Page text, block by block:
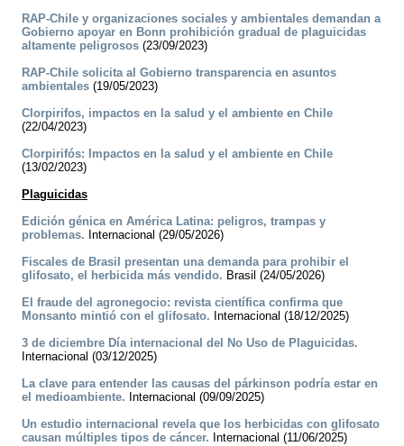
RAP-Chile y organizaciones sociales y ambientales demandan a
Gobierno apoyar en Bonn prohibición gradual de plaguicidas
altamente peligrosos (23/09/2023)
RAP-Chile solicita al Gobierno transparencia en asuntos
ambientales (19/05/2023)
Clorpirifos, impactos en la salud y el ambiente en Chile
(22/04/2023)
Clorpirifós: Impactos en la salud y el ambiente en Chile
(13/02/2023)
Plaguicidas
Edición génica en América Latina: peligros, trampas y
problemas. Internacional (29/05/2026)
Fiscales de Brasil presentan una demanda para prohibir el
glifosato, el herbicida más vendido. Brasil (24/05/2026)
El fraude del agronegocio: revista científica confirma que
Monsanto mintió con el glifosato. Internacional (18/12/2025)
3 de diciembre Día internacional del No Uso de Plaguicidas.
Internacional (03/12/2025)
La clave para entender las causas del párkinson podría estar en
el medioambiente. Internacional (09/09/2025)
Un estudio internacional revela que los herbicidas con glifosato
causan múltiples tipos de cáncer. Internacional (11/06/2025)